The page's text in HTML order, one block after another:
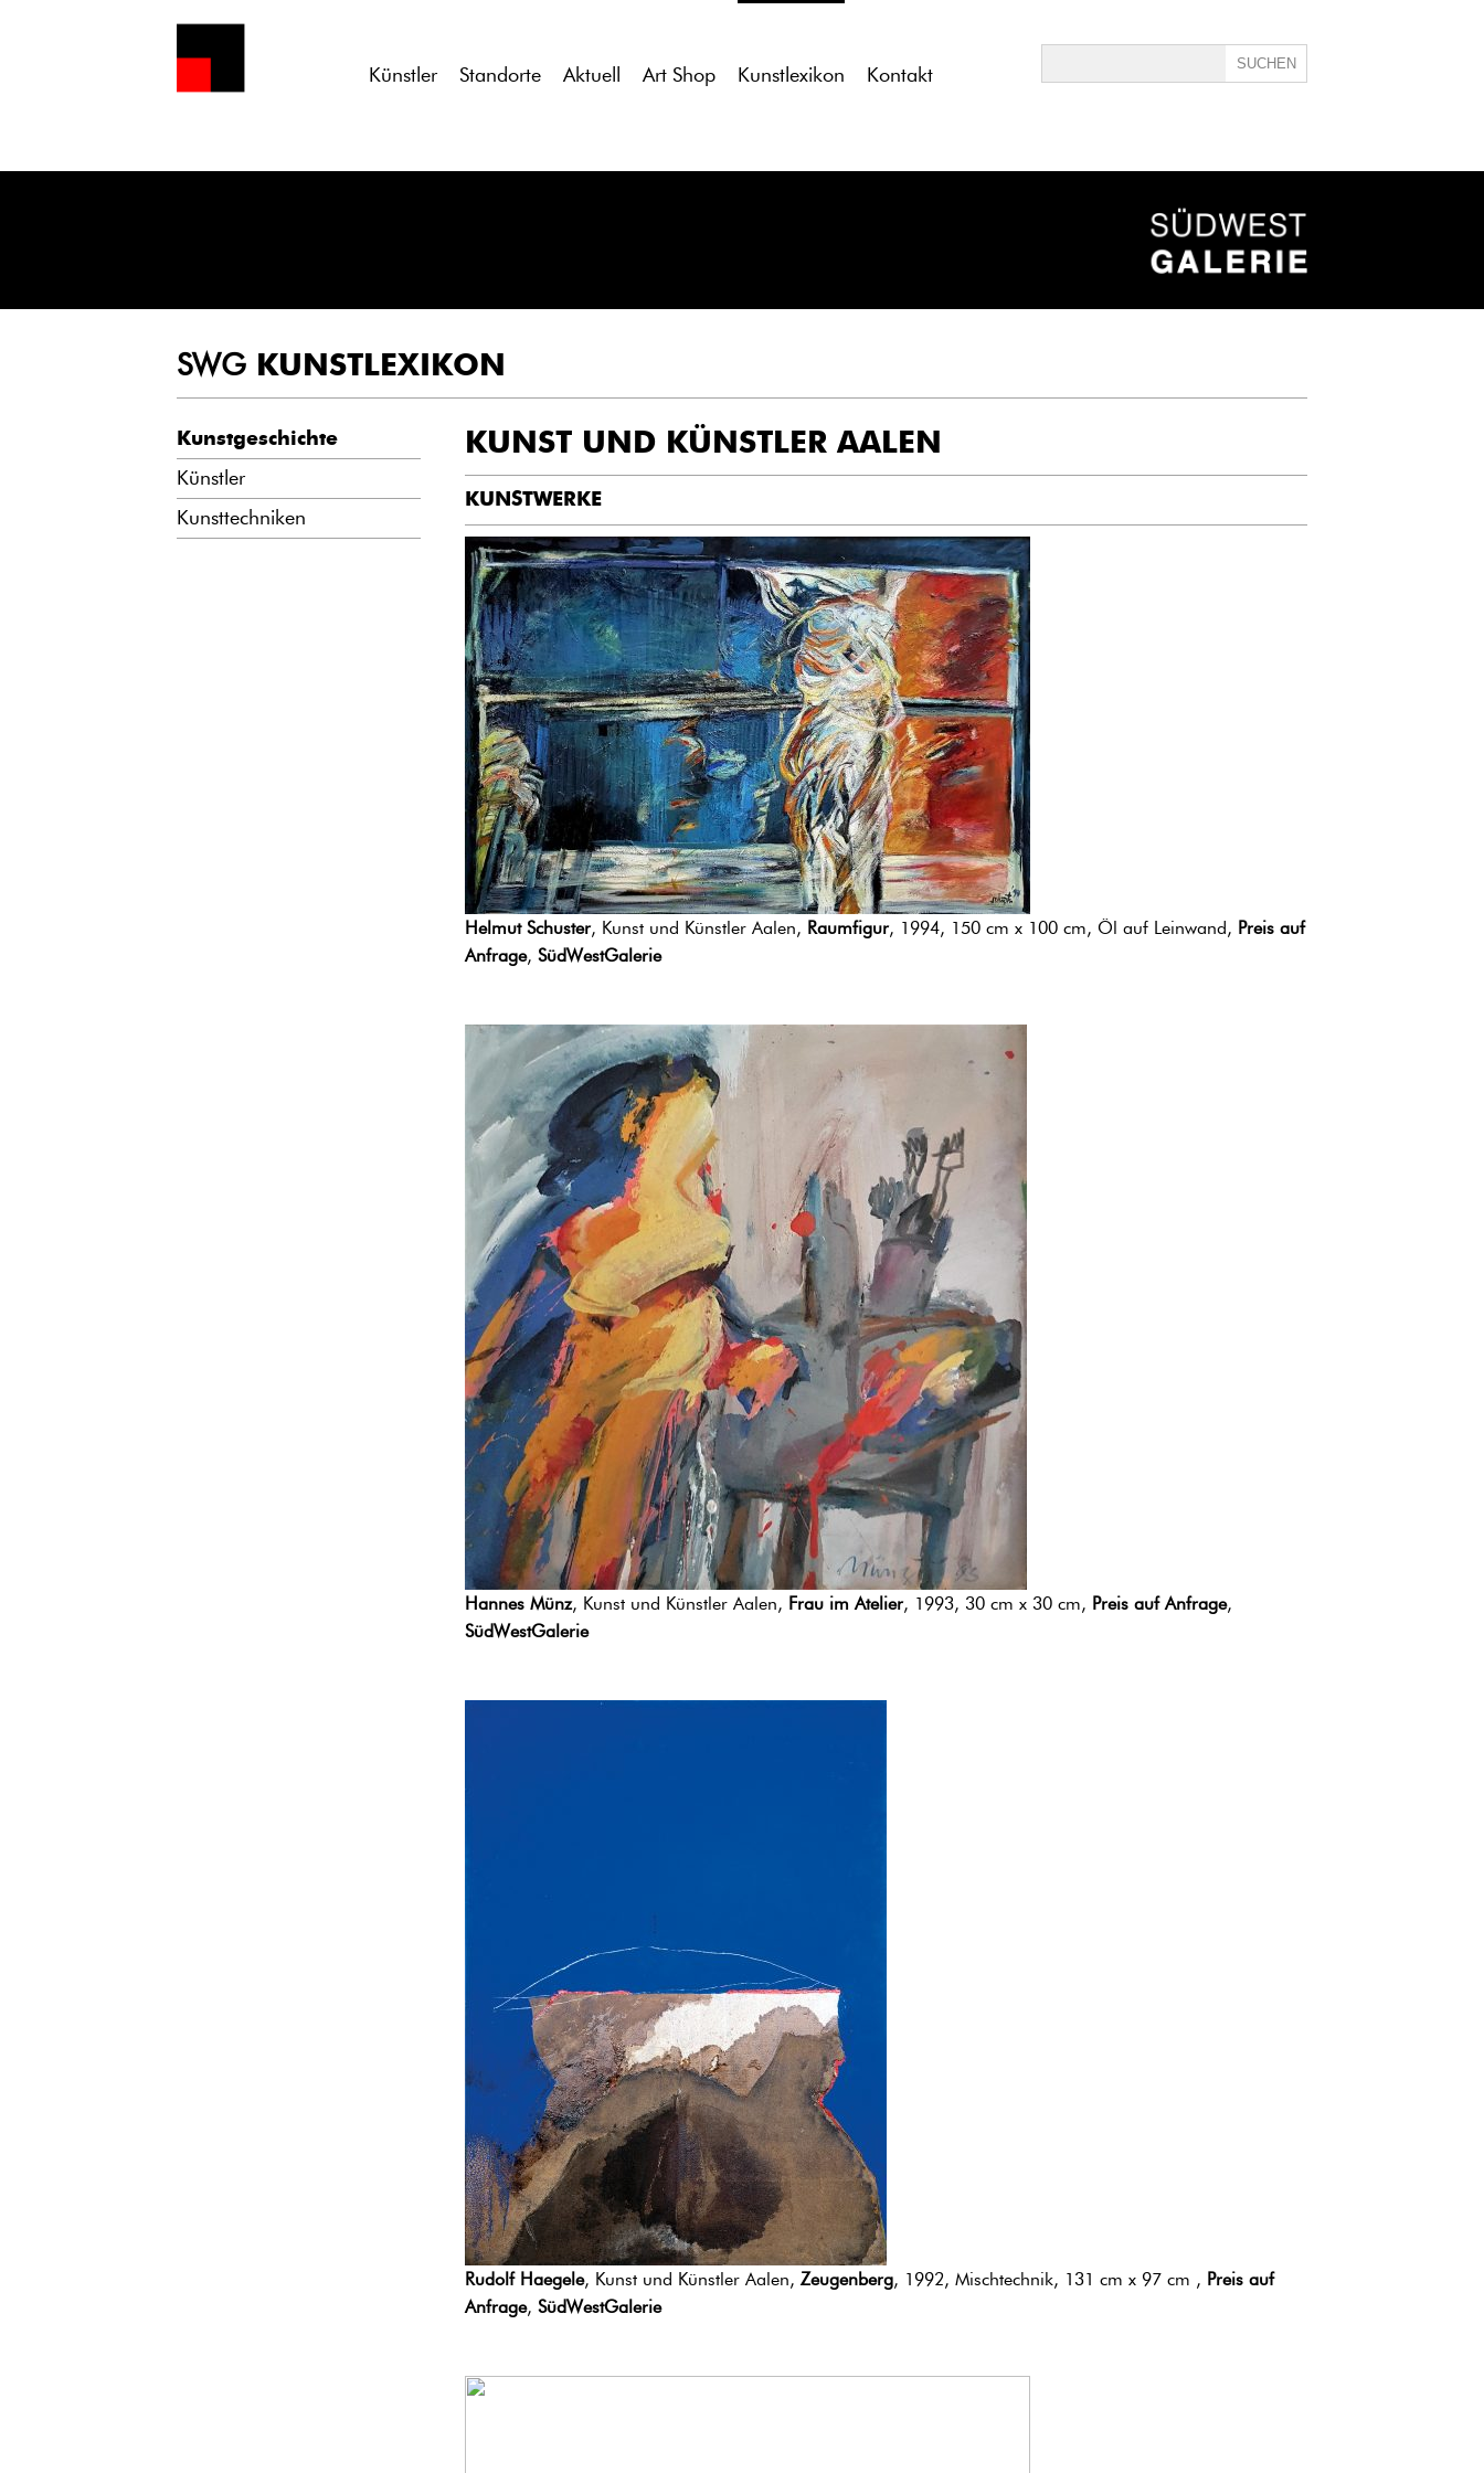
Künstler Standorte Aktuell Art Shop Kunstlexikon Kontakt
SWG KUNSTLEXIKON
Kunstgeschichte
Künstler
Kunsttechniken
KUNST UND KÜNSTLER AALEN
KUNSTWERKE
Helmut Schuster, Kunst und Künstler Aalen, Raumfigur, 1994, 150 cm x 100 cm, Öl auf Leinwand, Preis auf
Anfrage, SüdWestGalerie
Hannes Münz, Kunst und Künstler Aalen, Frau im Atelier, 1993, 30 cm x 30 cm, Preis auf Anfrage,
SüdWestGalerie
Rudolf Haegele, Kunst und Künstler Aalen, Zeugenberg, 1992, Mischtechnik, 131 cm x 97 cm , Preis auf
Anfrage, SüdWestGalerie